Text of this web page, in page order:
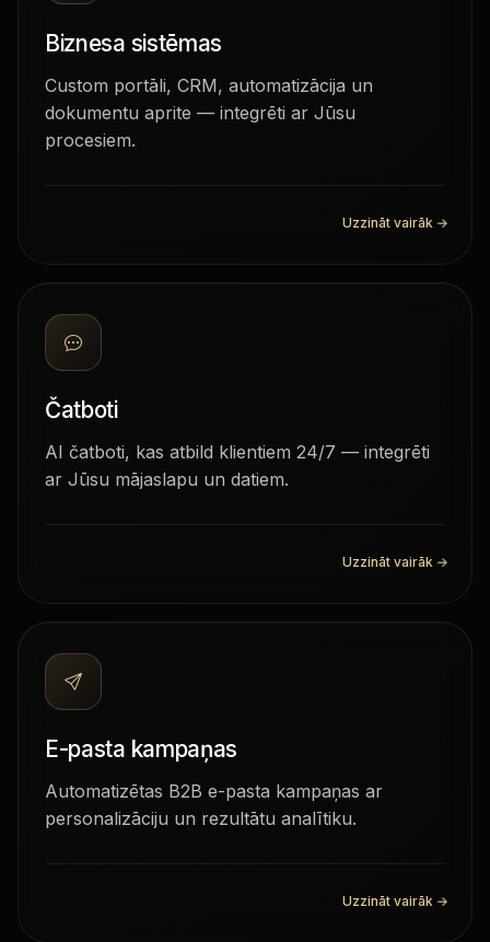
Biznesa sistēmas
Custom portāli, CRM, automatizācija un
dokumentu aprite — integrēti ar Jūsu
procesiem.
Uzzināt vairāk →
Čatboti
AI čatboti, kas atbild klientiem 24/7 — integrēti
ar Jūsu mājaslapu un datiem.
Uzzināt vairāk →
E-pasta kampaņas
Automatizētas B2B e-pasta kampaņas ar
personalizāciju un rezultātu analītiku.
Uzzināt vairāk →